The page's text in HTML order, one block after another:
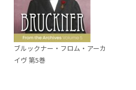
ブルックナー・フロム・アーカ
イヴ 第5巻